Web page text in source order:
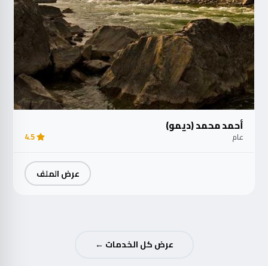
أحمد محمد (ديمو)
عام 4.5
عرض الملف
عرض كل الخدمات ←